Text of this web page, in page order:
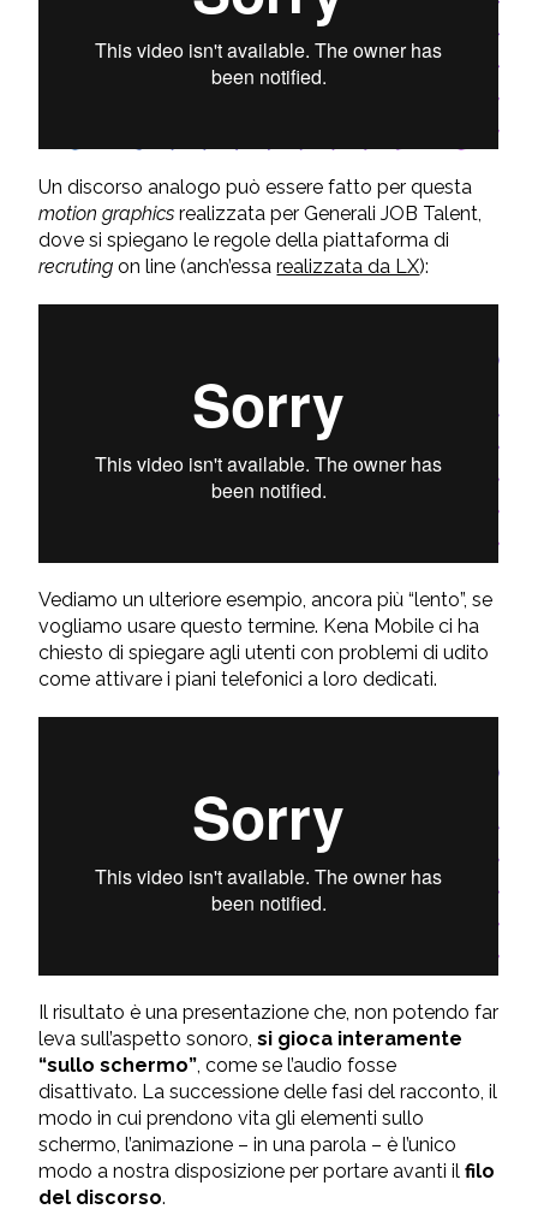
Un discorso analogo può essere fatto per questa
motion graphics realizzata per Generali JOB Talent,
dove si spiegano le regole della piattaforma di
recruting on line (anch’essarealizzata da LX):
Vediamo un ulteriore esempio, ancora più “lento”, se
vogliamo usare questo termine. Kena Mobile ci ha
chiesto di spiegare agli utenti con problemi di udito
come attivare i piani telefonici a loro dedicati.
Il risultato è una presentazione che, non potendo far
leva sull’aspetto sonoro,si gioca interamente
“sullo schermo”, come se l’audio fosse
disattivato. La successione delle fasi del racconto, il
modo in cui prendono vita gli elementi sullo
schermo, l’animazione – in una parola – è l’unico
modo a nostra disposizione per portare avanti ilfilo
del discorso.